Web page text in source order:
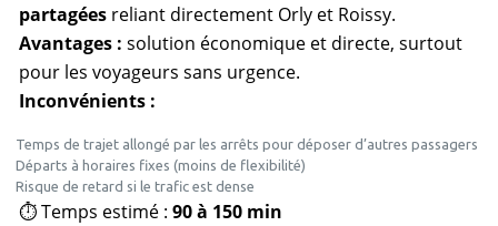
partagées reliant directement Orly et Roissy.
Avantages : solution économique et directe, surtout
pour les voyageurs sans urgence.
Inconvénients :
Temps de trajet allongé par les arrêts pour déposer d’autres passagers
Départs à horaires fixes (moins de flexibilité)
Risque de retard si le trafic est dense
⏱️ Temps estimé :90 à 150 min